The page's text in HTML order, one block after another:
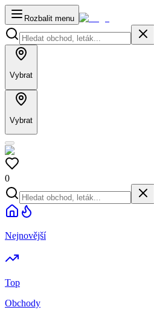
Rozbalit menu
Vybrat
Vybrat
0
Nejnovější
Top
Obchody